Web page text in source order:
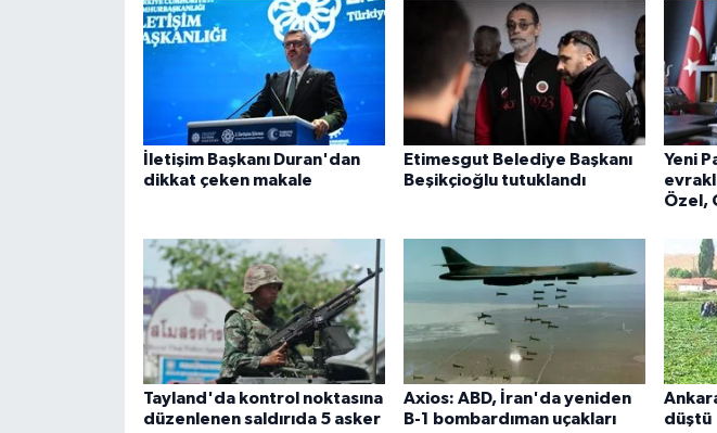
İletişim Başkanı Duran'dan
dikkat çeken makale
Etimesgut Belediye Başkanı
Beşikçioğlu tutuklandı
Yeni
Özel,
Tayland'da kontrol noktasına
düzenlenen saldırıda 5 asker
Axios: ABD, İran'da yeniden
B-1 bombardıman uçakları
düştü